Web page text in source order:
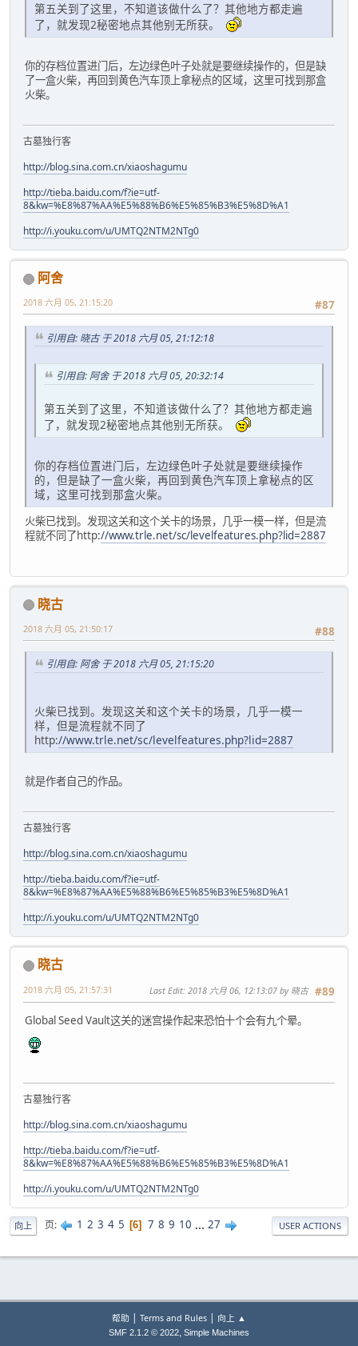
第五关到了这里，不知道该做什么了？其他地方都走遍
了，就发现2秘密地点其他别无所获。
你的存档位置进门后，左边绿色叶子处就是要继续操作的，但是缺
了一盒火柴，再回到黄色汽车顶上拿秘点的区域，这里可找到那盒
火柴。
古墓独行客
http://blog.sina.com.cn/xiaoshagumu
http://tieba.baidu.com/f?ie=utf-
8&kw=%E8%87%AA%E5%88%B6%E5%85%B3%E5%8D%A1
http://i.youku.com/u/UMTQ2NTM2NTg0
阿舍
#87
2018 六月 05, 21:15:20
引用自: 晓古 于 2018 六月 05, 21:12:18
引用自: 阿舍 于 2018 六月 05, 20:32:14
第五关到了这里，不知道该做什么了？其他地方都走遍
了，就发现2秘密地点其他别无所获。
你的存档位置进门后，左边绿色叶子处就是要继续操作
的，但是缺了一盒火柴，再回到黄色汽车顶上拿秘点的区
域，这里可找到那盒火柴。
火柴已找到。发现这关和这个关卡的场景，几乎一模一样，但是流
程就不同了http://www.trle.net/sc/levelfeatures.php?lid=2887
晓古
#88
2018 六月 05, 21:50:17
引用自: 阿舍 于 2018 六月 05, 21:15:20
火柴已找到。发现这关和这个关卡的场景，几乎一模一
样，但是流程就不同了
http://www.trle.net/sc/levelfeatures.php?lid=2887
就是作者自己的作品。
古墓独行客
http://blog.sina.com.cn/xiaoshagumu
http://tieba.baidu.com/f?ie=utf-
8&kw=%E8%87%AA%E5%88%B6%E5%85%B3%E5%8D%A1
http://i.youku.com/u/UMTQ2NTM2NTg0
晓古
#89
2018 六月 05, 21:57:31 Last Edit: 2018 六月 06, 12:13:07 by 晓古
Global Seed Vault这关的迷宫操作起来恐怕十个会有九个晕。
古墓独行客
http://blog.sina.com.cn/xiaoshagumu
http://tieba.baidu.com/f?ie=utf-
8&kw=%E8%87%AA%E5%88%B6%E5%85%B3%E5%8D%A1
http://i.youku.com/u/UMTQ2NTM2NTg0
向上 页 1 2 3 4 5 6 7 8 9 10 ... 27 USER ACTIONS
帮助 | Terms and Rules | 向上 ▲
SMF 2.1.2 © 2022, Simple Machines